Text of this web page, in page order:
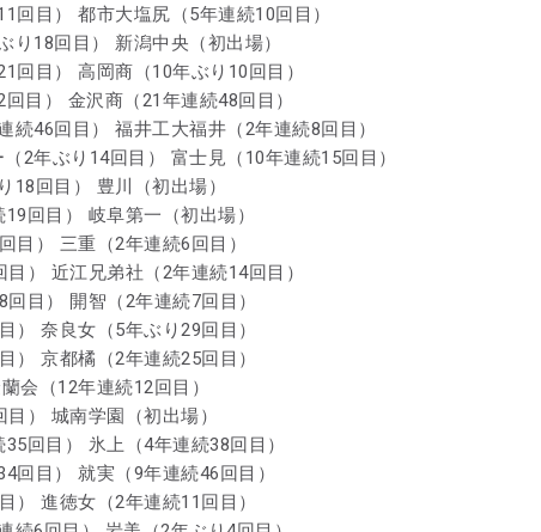
回目） 都市大塩尻（5年連続10回目）
り18回目） 新潟中央（初出場）
回目） 高岡商（10年ぶり10回目）
目） 金沢商（21年連続48回目）
続46回目） 福井工大福井（2年連続8回目）
2年ぶり14回目） 富士見（10年連続15回目）
18回目） 豊川（初出場）
回目） 岐阜第一（初出場）
目） 三重（2年連続6回目）
） 近江兄弟社（2年連続14回目）
目） 開智（2年連続7回目）
） 奈良女（5年ぶり29回目）
） 京都橘（2年連続25回目）
会（12年連続12回目）
） 城南学園（初出場）
回目） 氷上（4年連続38回目）
回目） 就実（9年連続46回目）
） 進徳女（2年連続11回目）